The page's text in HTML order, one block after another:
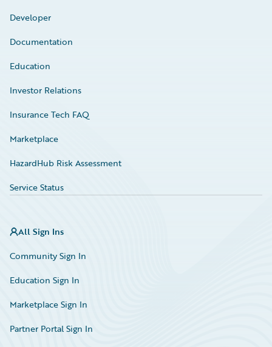
Developer
Documentation
Education
Investor Relations
Insurance Tech FAQ
Marketplace
HazardHub Risk Assessment
Service Status
All Sign Ins
Community Sign In
Education Sign In
Marketplace Sign In
Partner Portal Sign In